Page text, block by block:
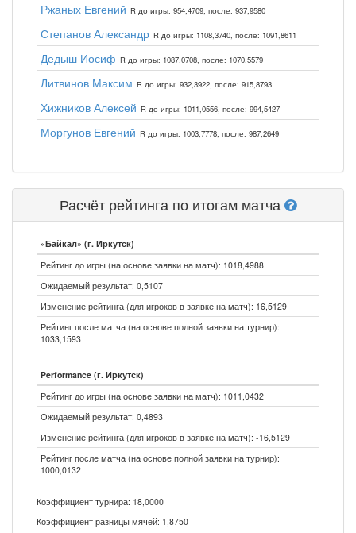
Ржаных Евгений R до игры: 954,4709, после: 937,9580
Степанов Александр R до игры: 1108,3740, после: 1091,8611
Дедыш Иосиф R до игры: 1087,0708, после: 1070,5579
Литвинов Максим R до игры: 932,3922, после: 915,8793
Хижников Алексей R до игры: 1011,0556, после: 994,5427
Моргунов Евгений R до игры: 1003,7778, после: 987,2649
Расчёт рейтинга по итогам матча
«Байкал» (г. Иркутск)
Рейтинг до игры (на основе заявки на матч): 1018,4988
Ожидаемый результат: 0,5107
Изменение рейтинга (для игроков в заявке на матч): 16,5129
Рейтинг после матча (на основе полной заявки на турнир):
1033,1593
Performance (г. Иркутск)
Рейтинг до игры (на основе заявки на матч): 1011,0432
Ожидаемый результат: 0,4893
Изменение рейтинга (для игроков в заявке на матч): -16,5129
Рейтинг после матча (на основе полной заявки на турнир):
1000,0132
Коэффициент турнира: 18,0000
Коэффициент разницы мячей: 1,8750